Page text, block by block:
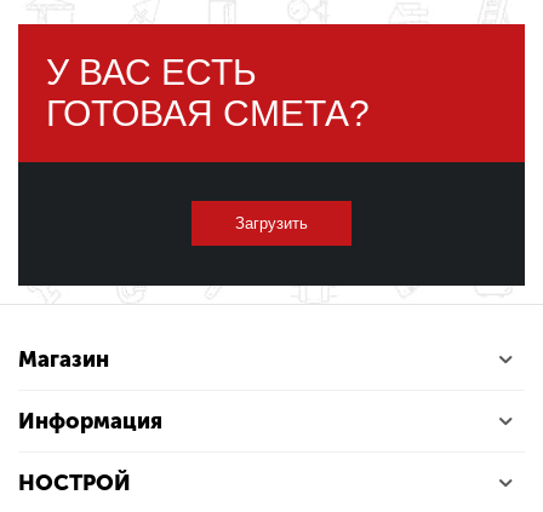
У ВАС ЕСТЬ
ГОТОВАЯ СМЕТА?
Загрузить
Магазин
Информация
НОСТРОЙ